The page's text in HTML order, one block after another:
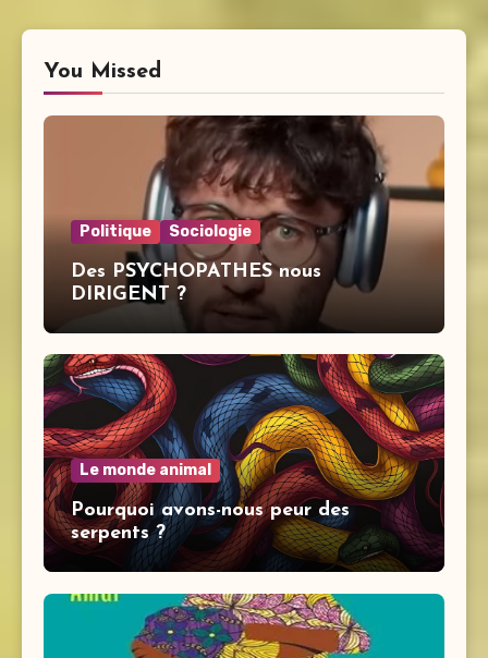
You Missed
Politique Sociologie
Des PSYCHOPATHES nous
DIRIGENT ?
Le monde animal
Pourquoi avons-nous peur des
serpents ?